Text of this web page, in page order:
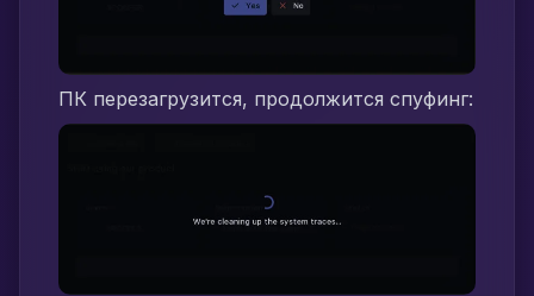
ПК перезагрузится, продолжится спуфинг: